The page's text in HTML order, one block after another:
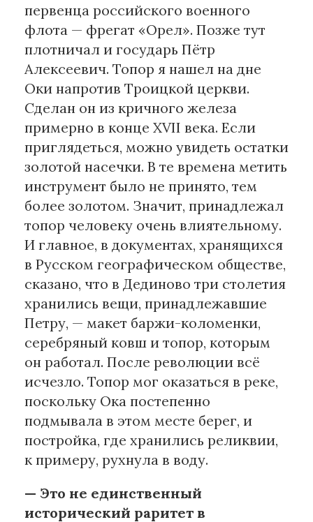
первенца российского военного
флота — фрегат «Орел». Позже тут
плотничал и государь Пётр
Алексеевич. Топор я нашел на дне
Оки напротив Троицкой церкви.
Сделан он из кричного железа
примерно в конце XVII века. Если
приглядеться, можно увидеть остатки
золотой насечки. В те времена метить
инструмент было не принято, тем
более золотом. Значит, принадлежал
топор человеку очень влиятельному.
И главное, в документах, хранящихся
в Русском географическом обществе,
сказано, что в Дединово три столетия
хранились вещи, принадлежавшие
Петру, — макет баржи-коломенки,
серебряный ковш и топор, которым
он работал. После революции всё
исчезло. Топор мог оказаться в реке,
поскольку Ока постепенно
подмывала в этом месте берег, и
постройка, где хранились реликвии,
к примеру, рухнула в воду.
— Это не единственный
исторический раритет в